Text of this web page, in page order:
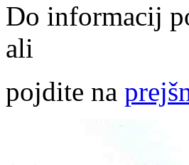
Do informacij
ali
pojdite na